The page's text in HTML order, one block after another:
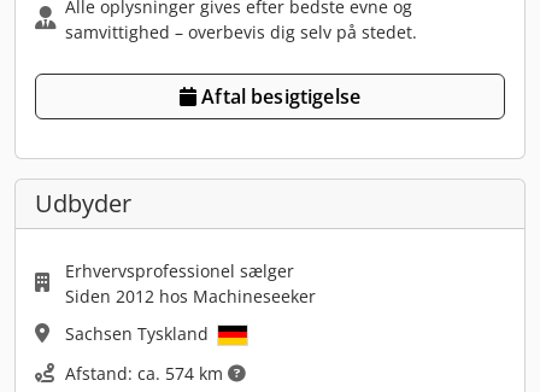
Alle oplysninger gives efter bedste evne og
samvittighed – overbevis dig selv på stedet.
Aftal besigtigelse
Udbyder
Erhvervsprofessionel sælger
Siden 2012 hos Machineseeker
Sachsen Tyskland
Afstand: ca. 574 km